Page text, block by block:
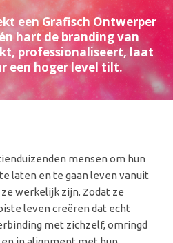
een Grafisch Ontwerper
hart de branding van
professionaliseert, laat
een hoger level tilt.
mensen om hun
laten en te gaan leven vanuit
werkelijk zijn. Zodat ze
leven creëren dat echt
met zichzelf, omringd